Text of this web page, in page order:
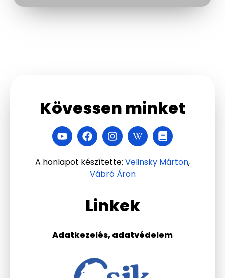
Linkek
Adatkezelés, adatvédelem
Kövessen minket
A honlapot készítette: Velinsky Márton,
Vábró Áron